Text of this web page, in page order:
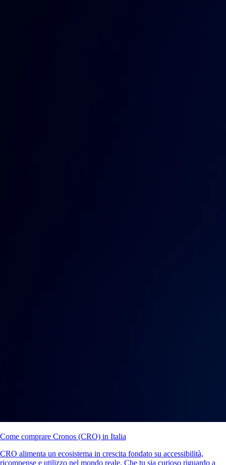
Come comprare Cronos (CRO) in Italia
CRO alimenta un ecosistema in crescita fondato su accessibilità,
ricompense e utilizzo nel mondo reale. Che tu sia curioso riguardo a